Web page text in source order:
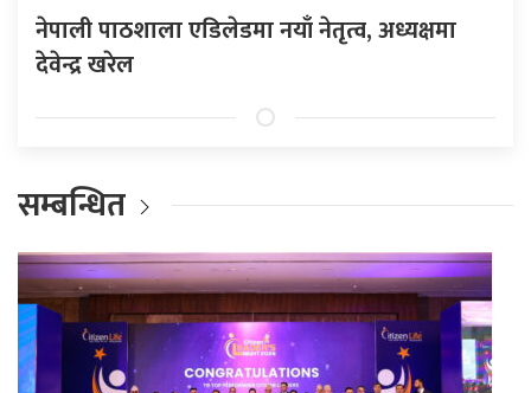
नेपाली पाठशाला एडिलेडमा नयाँ नेतृत्व, अध्यक्षमा
देवेन्द्र खरेल
सम्बन्धित